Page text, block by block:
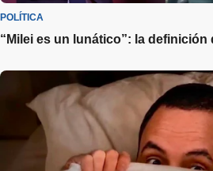
POLÍTICA
“Milei es un lunático”: la definición